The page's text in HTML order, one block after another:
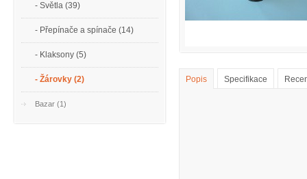
- Světla (39)
- Přepínače a spínače (14)
- Klaksony (5)
- Žárovky (2)
Bazar (1)
Popis Specifikace